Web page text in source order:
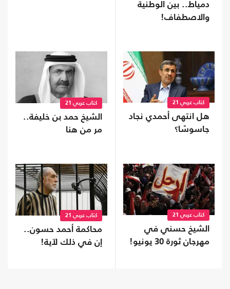
دمياط.. بين الوطنية
والاصطفاف!
كتاب عربي 21
هل انتهى أحمدي نجاد
جاسوسًا؟
كتاب عربي 21
الشيخ حمد بن خليفة..
مر من هنا
كتاب عربي 21
الشيخ حسني في
مهرجان ثورة 30 يونيو!
كتاب عربي 21
محاكمة أحمد حسون..
إن في ذلك لآية!